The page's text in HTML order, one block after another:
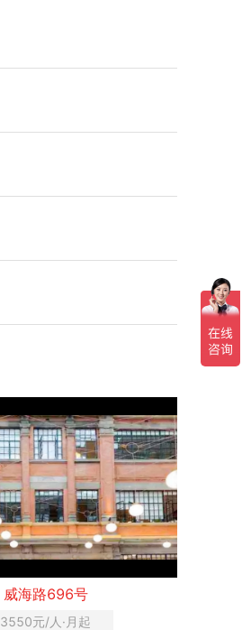
威海路696号
3550元/人·月起